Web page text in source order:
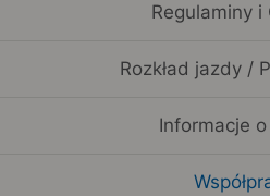
Regulaminy i
Rozkład jazdy /
Informacje o